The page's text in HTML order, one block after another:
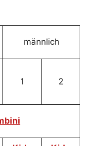
männlich
1 2